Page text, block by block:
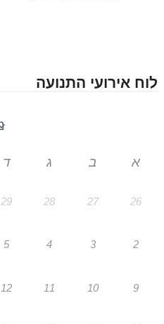
לוח אירועי התנועה
א ב ג ד
26
27
28
29
2
3
4
5
9
10
11
12